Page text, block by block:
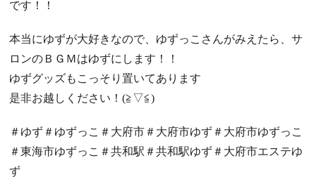
です！！
本当にゆずが大好きなので、ゆずっこさんがみえたら、サ
ロンのＢＧＭはゆずにします！！
ゆずグッズもこっそり置いてあります
是非お越しください！(≧▽≦)
＃ゆず＃ゆずっこ＃大府市＃大府市ゆず＃大府市ゆずっこ
＃東海市ゆずっこ＃共和駅＃共和駅ゆず＃大府市エステゆ
ず